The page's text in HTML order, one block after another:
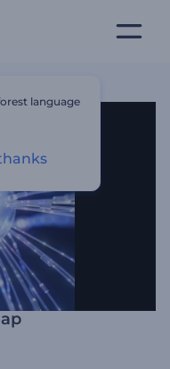
language